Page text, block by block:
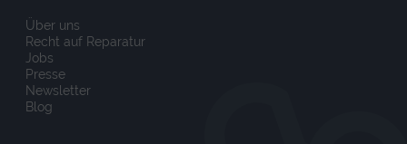
Über uns
Recht auf Reparatur
Jobs
Presse
Newsletter
Blog